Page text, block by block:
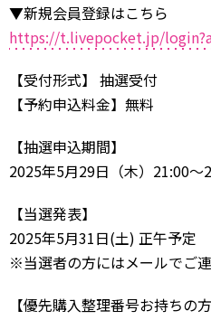
▼新規会員登録はこちら
https://t.livepocket.jp/
【受付形式】 抽選受付
【予約申込料金】無料
【抽選申込期間】
2025年5月29日（木）21:00
【当選発表】
2025年5月31日(土) 正午予定
※当選者の方にはメールでご連
【優先購入整理番号お持ちの